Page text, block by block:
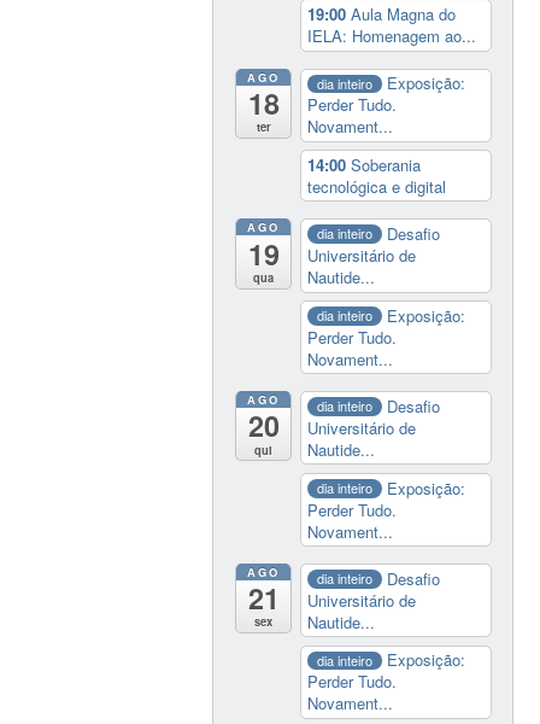
19:00Aula Magna do
IELA: Homenagem ao...
AGO
18
ter
dia inteiro
Exposição:
Perder Tudo.
Novament...
14:00Soberania
tecnológica e digital
AGO
19
qua
dia inteiro
Desafio
Universitário de
Nautide...
dia inteiro
Exposição:
Perder Tudo.
Novament...
AGO
20
qui
dia inteiro
Desafio
Universitário de
Nautide...
dia inteiro
Exposição:
Perder Tudo.
Novament...
AGO
21
sex
dia inteiro
Desafio
Universitário de
Nautide...
dia inteiro
Exposição:
Perder Tudo.
Novament...